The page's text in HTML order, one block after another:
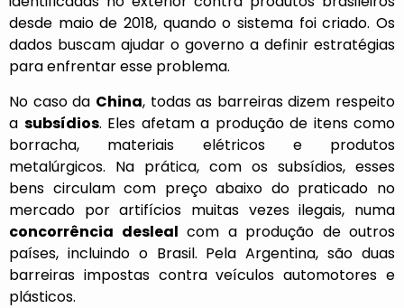
desde maio de 2018, quando o sistema foi criado. Os
dados buscam ajudar o governo a definir estratégias
para enfrentar esse problema.
No caso da China, todas as barreiras dizem respeito
a subsídios. Eles afetam a produção de itens como
borracha, materiais elétricos e produtos
metalúrgicos. Na prática, com os subsídios, esses
bens circulam com preço abaixo do praticado no
mercado por artifícios muitas vezes ilegais, numa
concorrência desleal com a produção de outros
países, incluindo o Brasil. Pela Argentina, são duas
barreiras impostas contra veículos automotores e
plásticos.